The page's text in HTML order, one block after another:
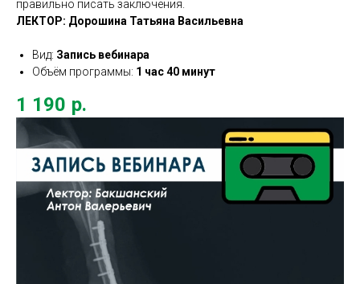
правильно писать заключения.
ЛЕКТОР: Дорошина Татьяна Васильевна
Вид: Запись вебинара
Объём программы: 1 час 40 минут
1 190 р.